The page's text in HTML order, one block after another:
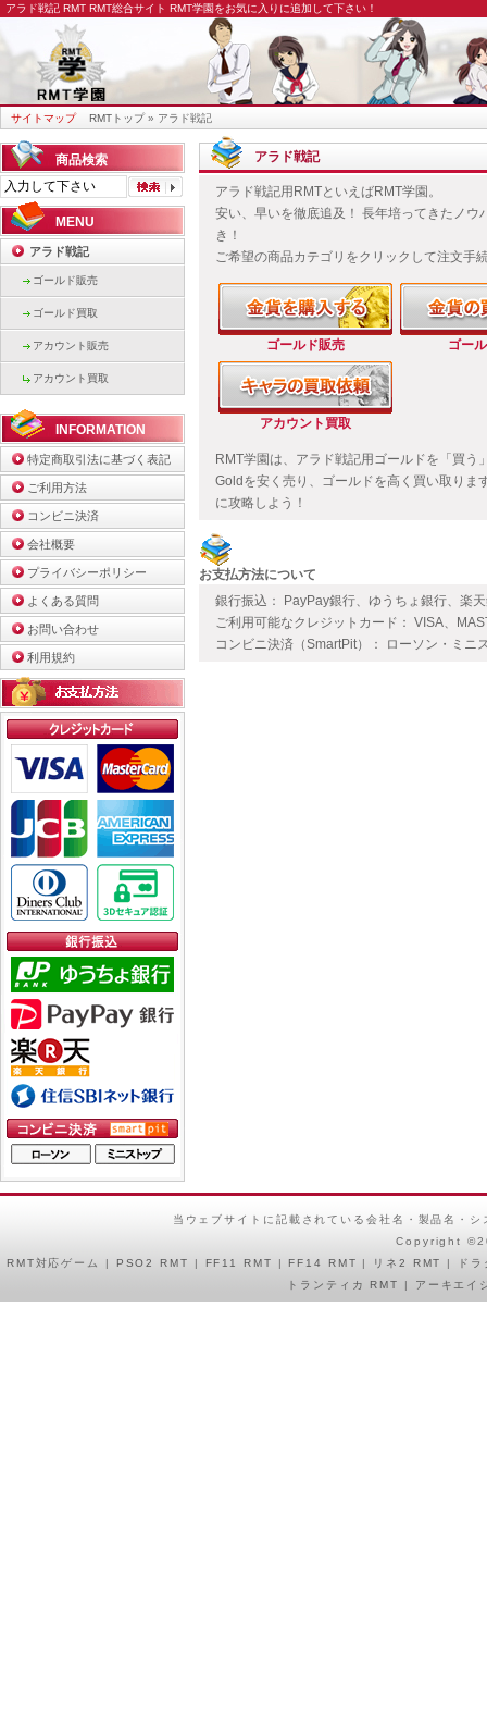
アラド戦記 RMT RMT総合サイト RMT学園をお気に入りに追加して下さい！
サイトマップ RMTトップ» アラド戦記
商品検索
MENU
アラド戦記
ゴールド販売
ゴールド買取
アカウント販売
アカウント買取
INFORMATION
特定商取引法に基づく表記
ご利用方法
コンビニ決済
会社概要
プライバシーポリシー
よくある質問
お問い合わせ
利用規約
アラド戦記
アラド戦記用RMTといえばRMT学園。
安い、早いを徹底追及！ 長年培ってきたノ
き！
ご希望の商品カテゴリをクリックして注文手
ゴールド販売 ゴー
アカウント買取
RMT学園は、アラド戦記用ゴールドを「買
Goldを安く売り、ゴールドを高く買い取りま
に攻略しよう！
お支払方法について
銀行振込： PayPay銀行、ゆうちょ銀行、楽
ご利用可能なクレジットカード： VISA、
コンビニ決済（SmartPit）： ローソン・ミニ
当ウェブサイトに記載されている会社名・製品名・
Copyright
RMT対応ゲーム | PSO2 RMT | FF11 RMT |FF14 RMT | リネ2 RMT |
ド
トランティカ RMT
| アーキエイ